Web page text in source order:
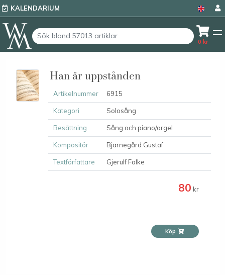
KALENDARIUM
0 kr
Han är uppstånden
Artikelnummer 6915
Kategori Solosång
Besättning Sång och piano/orgel
Kompositör Bjarnegård Gustaf
Textförfattare Gjerulf Folke
80 kr
Köp